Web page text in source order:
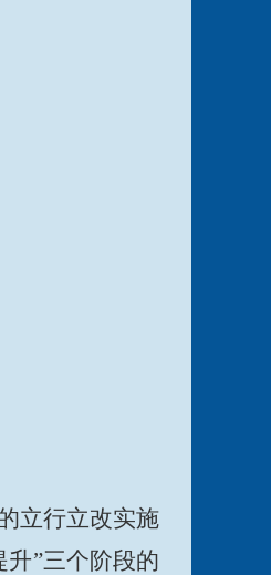
立行立改实施
”三个阶段的